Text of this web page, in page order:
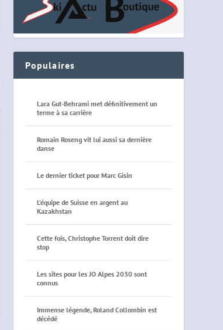
Populaires
Lara Gut-Behrami met définitivement un
terme à sa carrière
Romain Roseng vit lui aussi sa dernière
danse
Le dernier ticket pour Marc Gisin
L’équipe de Suisse en argent au
Kazakhstan
Cette fois, Christophe Torrent doit dire
stop
Les sites pour les JO Alpes 2030 sont
connus
Immense légende, Roland Collombin est
décédé